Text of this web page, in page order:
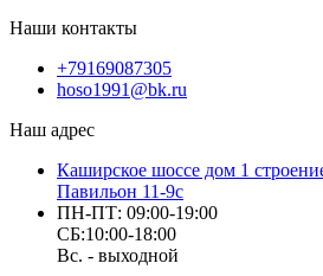
Наши контакты
+79169087305
hoso1991@bk.ru
Наш адрес
Каширское шоссе дом 1
Павильон 11-9с
ПН-ПТ: 09:00-19:00
СБ:10:00-18:00
Вс. - выходной